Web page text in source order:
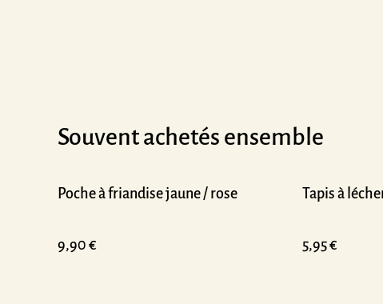
Souvent achetés ensemble
Poche à friandise jaune / rose
9,90 €
Tapis à
5,95 €